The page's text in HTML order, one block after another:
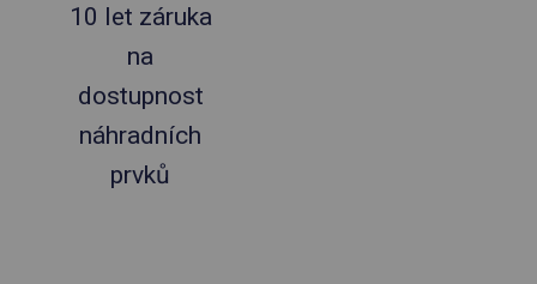
10 let záruka
na
dostupnost
náhradních
prvků